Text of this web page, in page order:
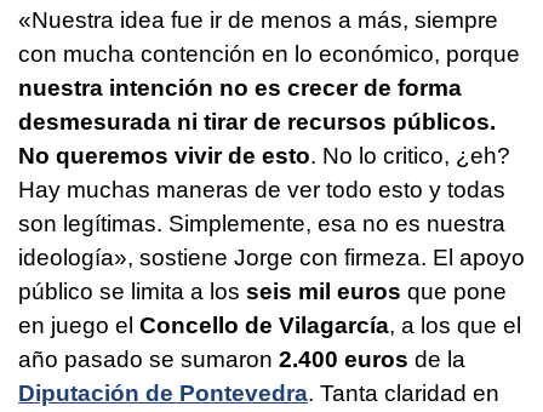
«Nuestra idea fue ir de menos a más, siempre
con mucha contención en lo económico, porque
nuestra intención no es crecer de forma
desmesurada ni tirar de recursos públicos.
No queremos vivir de esto. No lo critico, ¿eh?
Hay muchas maneras de ver todo esto y todas
son legítimas. Simplemente, esa no es nuestra
ideología», sostiene Jorge con firmeza. El apoyo
público se limita a los seis mil euros que pone
en juego el Concello de Vilagarcía, a los que el
año pasado se sumaron 2.400 euros de la
Diputación de Pontevedra. Tanta claridad en